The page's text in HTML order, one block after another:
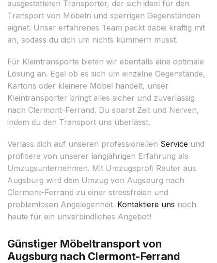
ausgestatteten Transporter, der sich ideal für den
Transport von Möbeln und sperrigen Gegenständen
eignet. Unser erfahrenes Team packt dabei kräftig mit
an, sodass du dich um nichts kümmern musst.
Für Kleintransporte bieten wir ebenfalls eine optimale
Lösung an. Egal ob es sich um einzelne Gegenstände,
Kartons oder kleinere Möbel handelt, unser
Kleintransporter bringt alles sicher und zuverlässig
nach Clermont-Ferrand. Du sparst Zeit und Nerven,
indem du den Transport uns überlässt.
Verlass dich auf unseren professionellen Service und
profitiere von unserer langjährigen Erfahrung als
Umzugsunternehmen. Mit Umzugsprofi Reuter aus
Augsburg wird dein Umzug von Augsburg nach
Clermont-Ferrand zu einer stressfreien und
problemlosen Angelegenheit. Kontaktiere uns noch
heute für ein unverbindliches Angebot!
Günstiger Möbeltransport von
Augsburg nach Clermont-Ferrand